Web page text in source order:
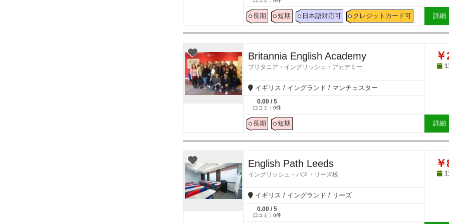
長期 短期 日本語対応可 クレジットカード可 詳細
Britannia English Academy
ブリタニア・イングリッシュ・アカデミー
イギリス / イングランド / マンチェスター
0.00 / 5
口コミ： 0件
長期 短期
1
詳細
English Path Leeds
イングリッシュ・パス・リーズ校
イギリス / イングランド / リーズ
0.00 / 5
口コミ： 0件
1